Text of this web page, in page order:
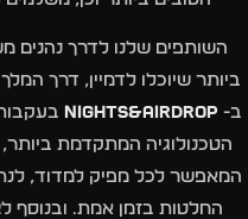
השותפים שלנו לדרך נהנים
ביותר שיוכלו לדמיין, דרך
ב-
הטכנולוגיה המתקדמת ביותר,
המאפשר לכל מפיק למדוד,
החלטות בזמן אמת. ובנוסף